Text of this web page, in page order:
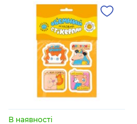
В наявності